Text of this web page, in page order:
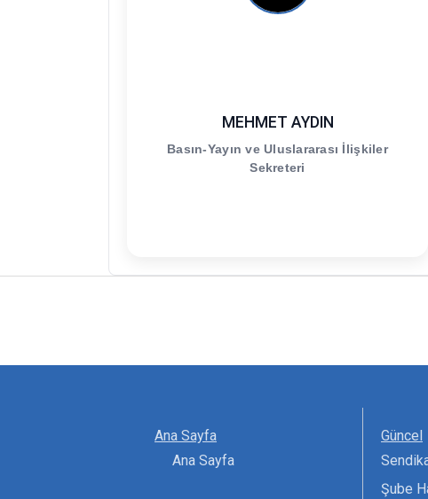
MEHMET AYDIN
Basın-Yayın ve Uluslararası İlişkiler
Sekreteri
Ana Sayfa
Ana Sayfa
Güncel
Şube